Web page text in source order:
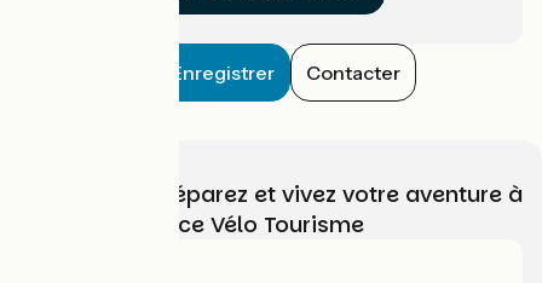
Enregistrer Contacter
Choisissez, préparez et vivez votre aventure à
vélo avec France Vélo Tourisme